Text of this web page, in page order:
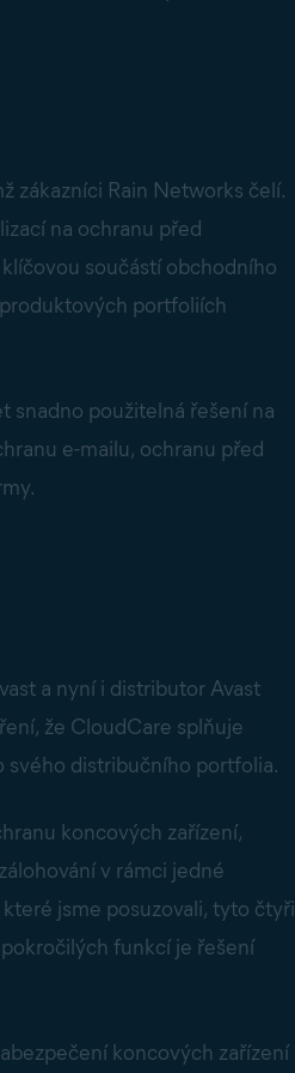
zákazníci Rain Networks čelí.
na ochranu před
součástí obchodního
portfoliích
snadno použitelná řešení na
e-mailu, ochranu před
a nyní i distributor Avast
že CloudCare splňuje
svého distribučního portfolia.
koncových zařízení,
v rámci jedné
jsme posuzovali, tyto čtyři
funkcí je řešení
koncových zařízení